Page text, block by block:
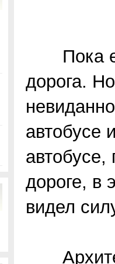
Пока
дорога.
автобусе
дороге, в
видел